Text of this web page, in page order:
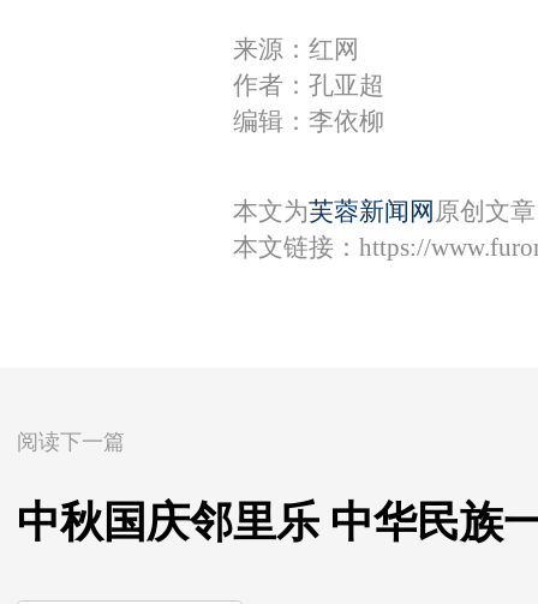
来源：红网
作者：孔亚超
编辑：李依柳
本文为芙蓉新闻网 原创文
本文链接： https://
阅读下一篇
中秋国庆邻里乐 中华民族